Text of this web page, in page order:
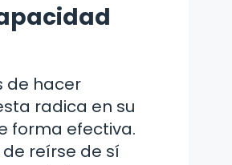
de hacer
radica en su
forma efectiva.
reírse de sí